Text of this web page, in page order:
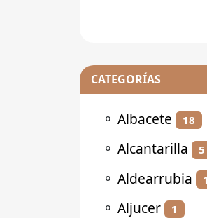
CATEGORÍAS
⚬ Albacete 18
⚬ Alcantarilla 5
⚬ Aldearrubia 1
⚬ Aljucer 1